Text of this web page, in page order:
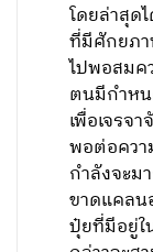
โดยล่าสุด
ที่มีศักยภา
ไปพอสมค
ตนมีกำหน
เพื่อเจรจ
พอต่อควา
กำลังจะม
ขาดแคล
ปุ๋ยที่มีอยู่ใ